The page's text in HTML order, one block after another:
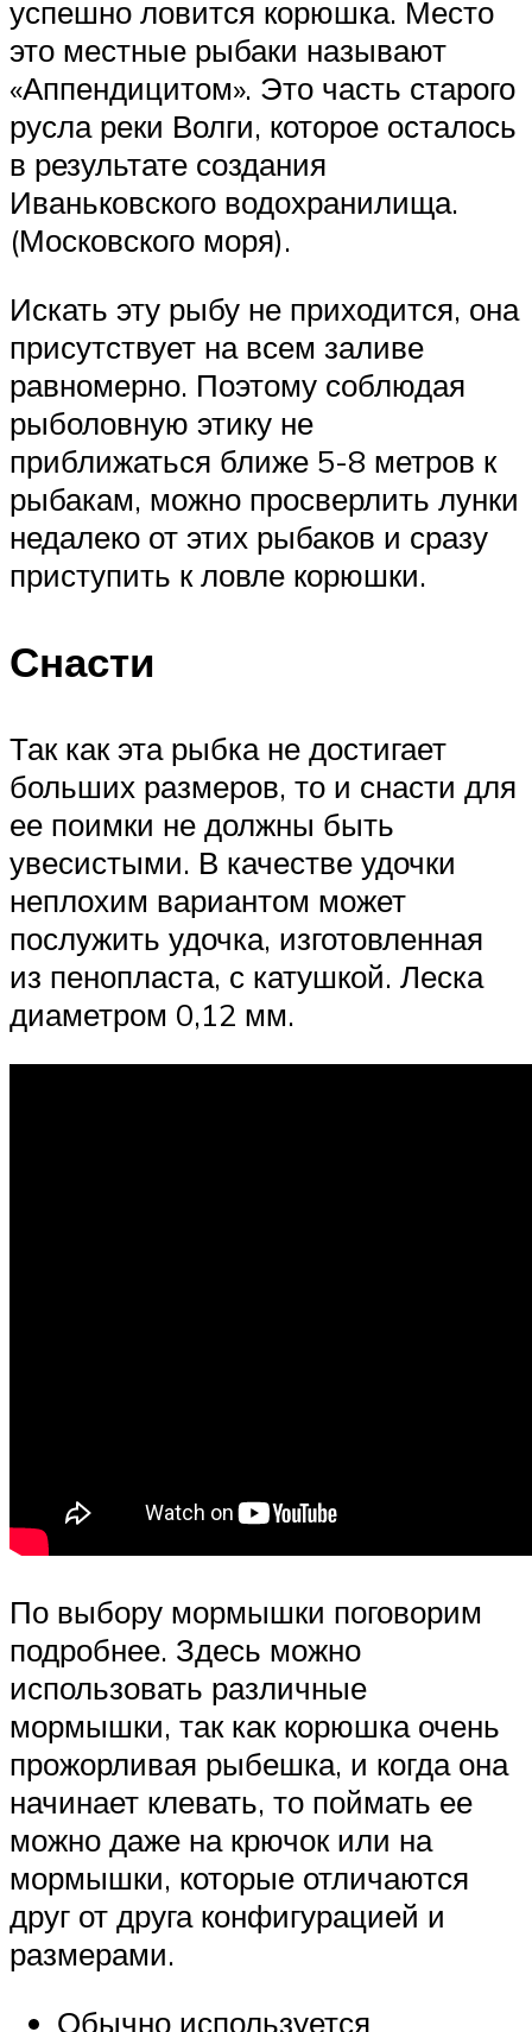
успешно ловится корюшка. Место
это местные рыбаки называют
«Аппендицитом». Это часть старого
русла реки Волги, которое осталось
в результате создания
Иваньковского водохранилища.
(Московского моря).
Искать эту рыбу не приходится, она
присутствует на всем заливе
равномерно. Поэтому соблюдая
рыболовную этику не
приближаться ближе 5-8 метров к
рыбакам, можно просверлить лунки
недалеко от этих рыбаков и сразу
приступить к ловле корюшки.
Снасти
Так как эта рыбка не достигает
больших размеров, то и снасти для
ее поимки не должны быть
увесистыми. В качестве удочки
неплохим вариантом может
послужить удочка, изготовленная
из пенопласта, с катушкой. Леска
диаметром 0,12 мм.
По выбору мормышки поговорим
подробнее. Здесь можно
использовать различные
мормышки, так как корюшка очень
прожорливая рыбешка, и когда она
начинает клевать, то поймать ее
можно даже на крючок или на
мормышки, которые отличаются
друг от друга конфигурацией и
размерами.
Обычно используется